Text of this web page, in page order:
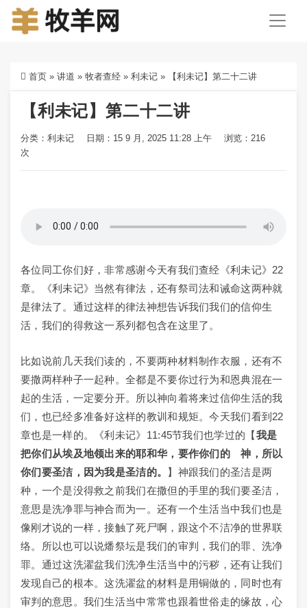
首页 » 讲道 » 牧者查经 » 利未记 » 【利未记】第二十二讲
【利未记】第二十二讲
分类： 利未记 日期：15 9 月, 2025 11:28 上午
浏览：216
次
各位同工你们好，非常感谢今天有我们查经《利未记》22
章。《利未记》当然有律法，还有祭司法和诫命这两种就
是律法了。通过这样的律法神想告诉我们我们的信仰生
活，我们的得救这一系列都包含在这里了。
比如说前几天我们读的，不要两种材料制作衣服，还有不
要撒两样种子一起种。全都是不要你过行为和恩典混在一
起的生活，一定要分开。所以神向着将来过信仰生活的我
们，也已经多准备好这样的教训和规矩。今天我们看到22
章也是一样的。《利未记》11:45节我们也学过的【我是
把你们从埃及地领出来的耶和华，要作你们的 神，所以
你们要圣洁，因为我是圣洁的。
】神跟我们的圣洁是两
种，一个是没得救之前我们在撒但的手里的我们要圣洁，
意思是洗净罪与神合而为一。还有一个生活当中我们也是
像刚才说的一样，接触了死尸啊，跟这个不洁净的世界联
络。所以也可以说燔祭坛是我们的审判，我们的罪、洗净
罪。通过这洗濯盆我们洗净生活当中的污秽，还有让我们
发现自己的根本。这洗濯盆的材料是用铜做的，同时也有
审判的意思。我们生活当中常常也跟着世俗走的缘故，心